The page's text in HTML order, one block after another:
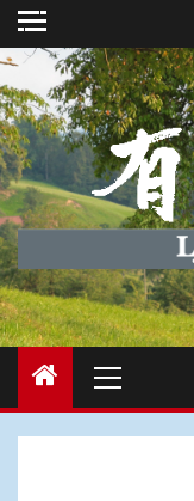
Skip
to
content
Menu